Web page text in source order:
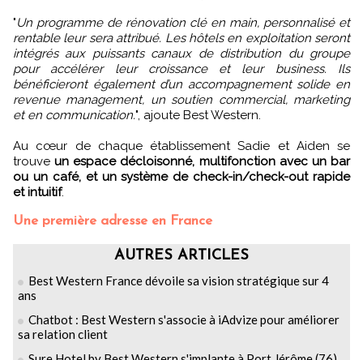
"Un programme de rénovation clé en main, personnalisé et
rentable leur sera attribué. Les hôtels en exploitation seront
intégrés aux puissants canaux de distribution du groupe
pour accélérer leur croissance et leur business. Ils
bénéficieront également d’un accompagnement solide en
revenue management, un soutien commercial, marketing
et en communication.", ajoute Best Western.
Au cœur de chaque établissement Sadie et Aiden se
trouveun espace décloisonné, multifonction avec un bar
ou un café, et un système de check-in/check-out rapide
et intuitif.
Une première adresse en France
AUTRES ARTICLES
Best Western France dévoile sa vision stratégique sur 4
ans
Chatbot : Best Western s'associe à iAdvize pour améliorer
sa relation client